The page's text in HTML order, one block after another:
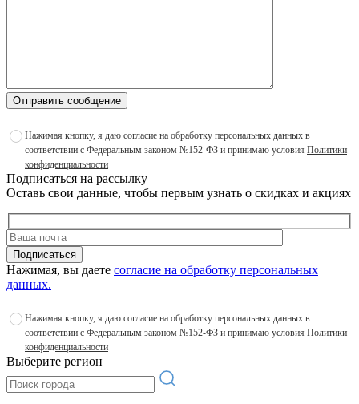
Отправить сообщение
Нажимая кнопку, я даю согласие на обработку персональных данных в
соответствии с Федеральным законом №152-ФЗ и принимаю условия Политики
конфиденциальности
Подписаться на рассылку
Оставь свои данные, чтобы первым узнать о скидках и акциях
Подписаться
Нажимая, вы даете согласие на обработку персональных
данных.
Нажимая кнопку, я даю согласие на обработку персональных данных в
соответствии с Федеральным законом №152-ФЗ и принимаю условия Политики
конфиденциальности
Выберите регион